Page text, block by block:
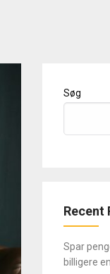
Søg
Recent
Spar
billigere